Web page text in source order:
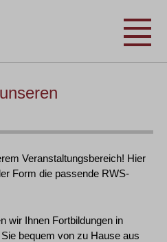
Veranstaltungsbereich! Hier
Form die passende RWS-
wir Ihnen Fortbildungen in
bequem von zu Hause aus